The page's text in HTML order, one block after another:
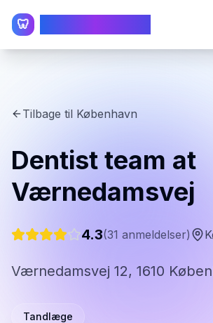
🦷
Tilbage til København
Dentist team at
Værnedamsvej
4.3(31 anmeldelser)
Værnedamsvej 12, 1610
Tandlæge